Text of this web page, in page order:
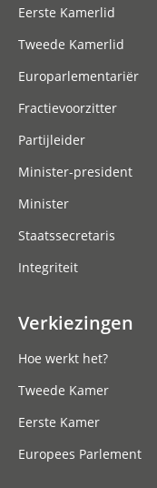
Eerste Kamerlid
Tweede Kamerlid
Europarlementariër
Fractievoorzitter
Partijleider
Minister-president
Minister
Staatssecretaris
Integriteit
Verkiezingen
Hoe werkt het?
Tweede Kamer
Eerste Kamer
Europees Parlement